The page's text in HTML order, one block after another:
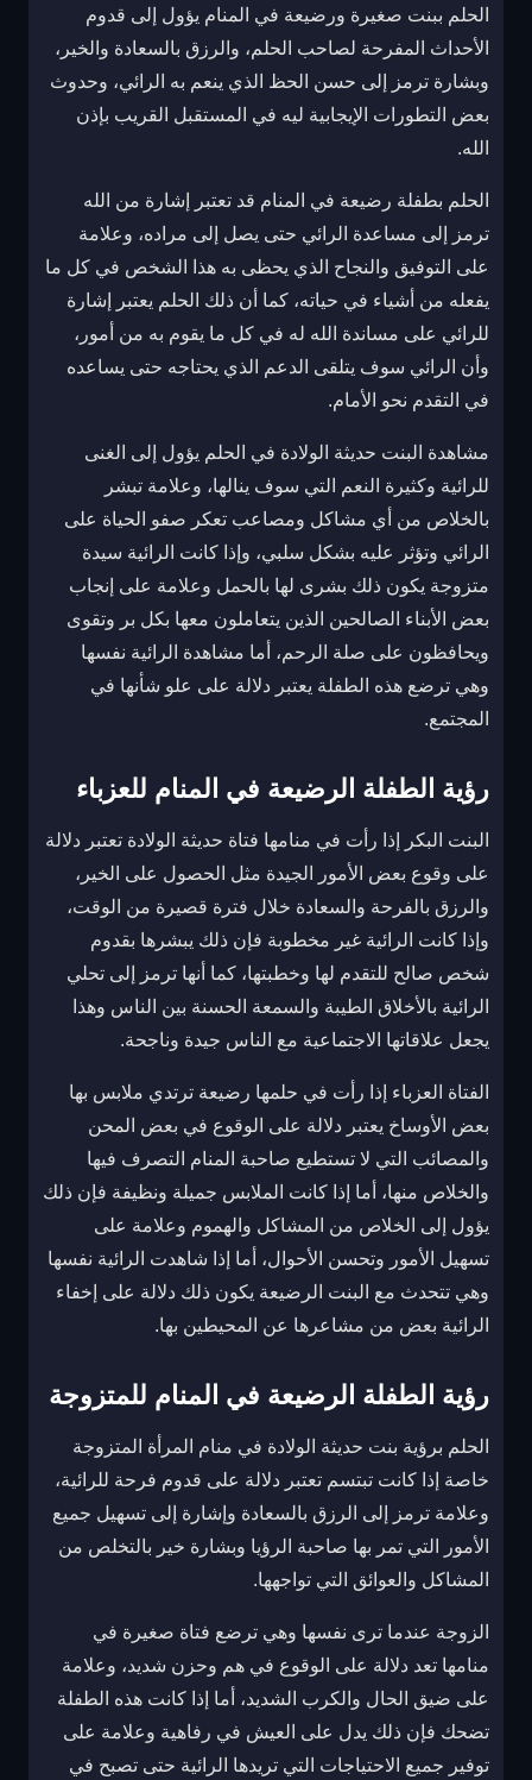
الحلم ببنت صغيرة ورضيعة في المنام يؤول إلى قدوم
الأحداث المفرحة لصاحب الحلم، والرزق بالسعادة والخير،
وبشارة ترمز إلى حسن الحظ الذي ينعم به الرائي، وحدوث
بعض التطورات الإيجابية ليه في المستقبل القريب بإذن
الله.
الحلم بطفلة رضيعة في المنام قد تعتبر إشارة من الله
ترمز إلى مساعدة الرائي حتى يصل إلى مراده، وعلامة
على التوفيق والنجاح الذي يحظى به هذا الشخص في كل ما
يفعله من أشياء في حياته، كما أن ذلك الحلم يعتبر إشارة
للرائي على مساندة الله له في كل ما يقوم به من أمور،
وأن الرائي سوف يتلقى الدعم الذي يحتاجه حتى يساعده
في التقدم نحو الأمام.
مشاهدة البنت حديثة الولادة في الحلم يؤول إلى الغنى
للرائية وكثيرة النعم التي سوف ينالها، وعلامة تبشر
بالخلاص من أي مشاكل ومصاعب تعكر صفو الحياة على
الرائي وتؤثر عليه بشكل سلبي، وإذا كانت الرائية سيدة
متزوجة يكون ذلك بشرى لها بالحمل وعلامة على إنجاب
بعض الأبناء الصالحين الذين يتعاملون معها بكل بر وتقوى
ويحافظون على صلة الرحم، أما مشاهدة الرائية نفسها
وهي ترضع هذه الطفلة يعتبر دلالة على علو شأنها في
المجتمع.
رؤية الطفلة الرضيعة في المنام للعزباء
البنت البكر إذا رأت في منامها فتاة حديثة الولادة تعتبر دلالة
على وقوع بعض الأمور الجيدة مثل الحصول على الخير،
والرزق بالفرحة والسعادة خلال فترة قصيرة من الوقت،
وإذا كانت الرائية غير مخطوبة فإن ذلك يبشرها بقدوم
شخص صالح للتقدم لها وخطبتها، كما أنها ترمز إلى تحلي
الرائية بالأخلاق الطيبة والسمعة الحسنة بين الناس وهذا
يجعل علاقاتها الاجتماعية مع الناس جيدة وناجحة.
الفتاة العزباء إذا رأت في حلمها رضيعة ترتدي ملابس بها
بعض الأوساخ يعتبر دلالة على الوقوع في بعض المحن
والمصائب التي لا تستطيع صاحبة المنام التصرف فيها
والخلاص منها، أما إذا كانت الملابس جميلة ونظيفة فإن ذلك
يؤول إلى الخلاص من المشاكل والهموم وعلامة على
تسهيل الأمور وتحسن الأحوال، أما إذا شاهدت الرائية نفسها
وهي تتحدث مع البنت الرضيعة يكون ذلك دلالة على إخفاء
الرائية بعض من مشاعرها عن المحيطين بها.
رؤية الطفلة الرضيعة في المنام للمتزوجة
الحلم برؤية بنت حديثة الولادة في منام المرأة المتزوجة
خاصة إذا كانت تبتسم تعتبر دلالة على قدوم فرحة للرائية،
وعلامة ترمز إلى الرزق بالسعادة وإشارة إلى تسهيل جميع
الأمور التي تمر بها صاحبة الرؤيا وبشارة خير بالتخلص من
المشاكل والعوائق التي تواجهها.
الزوجة عندما ترى نفسها وهي ترضع فتاة صغيرة في
منامها تعد دلالة على الوقوع في هم وحزن شديد، وعلامة
على ضيق الحال والكرب الشديد، أما إذا كانت هذه الطفلة
تضحك فإن ذلك يدل على العيش في رفاهية وعلامة على
توفير جميع الاحتياجات التي تريدها الرائية حتى تصبح في